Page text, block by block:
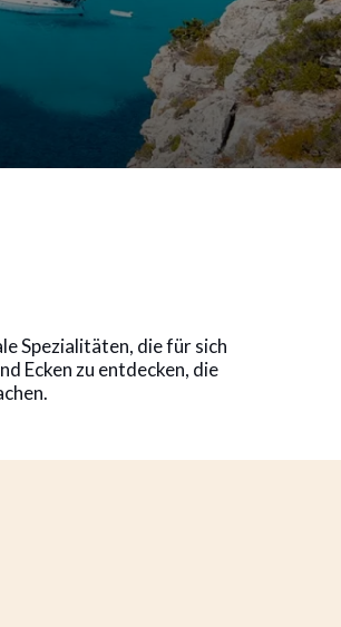
Spezialitäten, die für sich
Ecken zu entdecken, die